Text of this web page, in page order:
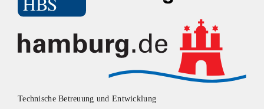
Technische Betreuung und Entwicklung